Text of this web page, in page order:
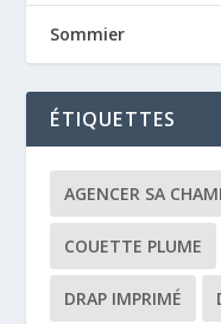
Sommier
ÉTIQUETTES
AGENCER SA
COUETTE PLUME
DRAP IMPRIMÉ